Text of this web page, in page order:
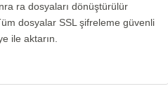
ra dosyaları dönüştürülür
dosyalar SSL şifreleme güvenli
ile aktarın.